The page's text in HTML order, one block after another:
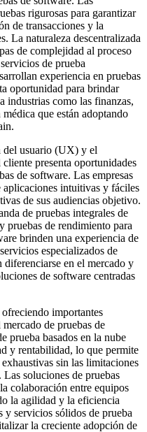
rigurosas para garantizar
de transacciones y la
La naturaleza descentralizada
de complejidad al proceso
de prueba
experiencia en pruebas
oportunidad para brindar
industrias como las finanzas,
que están adoptando
del usuario (UX) y el
presenta oportunidades
de software. Las empresas
aplicaciones intuitivas y fáciles
de sus audiencias objetivo.
de pruebas integrales de
pruebas de rendimiento para
brinden una experiencia de
especializados de
diferenciarse en el mercado y
de software centradas
importantes
de pruebas de
prueba basados ​​en la nube
y rentabilidad, lo que permite
sin las limitaciones
soluciones de pruebas
colaboración entre equipos
la agilidad y la eficiencia
y servicios sólidos de prueba
la creciente adopción de